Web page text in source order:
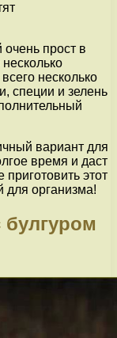
очень прост в
несколько
специи и зелень
вариант для
время и даст
этот
для организма!